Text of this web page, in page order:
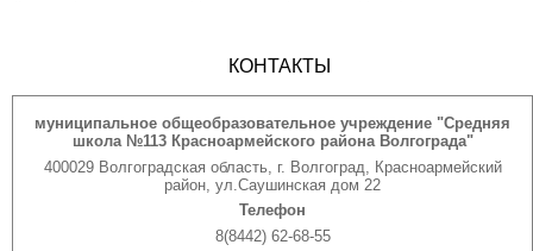
КОНТАКТЫ
муниципальное общеобразовательное учреждение "Средняя
школа №113 Красноармейского района Волгограда"
400029 Волгоградская область, г. Волгоград, Красноармейский
район, ул.Саушинская дом 22
Телефон
8(8442) 62-68-55